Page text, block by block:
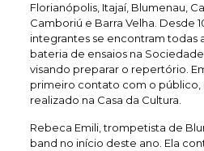
Florianópolis, Itajaí, Blumenau,
Camboriú e Barra Velha. Desde
integrantes se encontram todas
bateria de ensaios na Sociedade
visando preparar o repertório.
primeiro contato com o público,
realizado na Casa da Cultura.
Rebeca Emili, trompetista de
band no início deste ano. Ela